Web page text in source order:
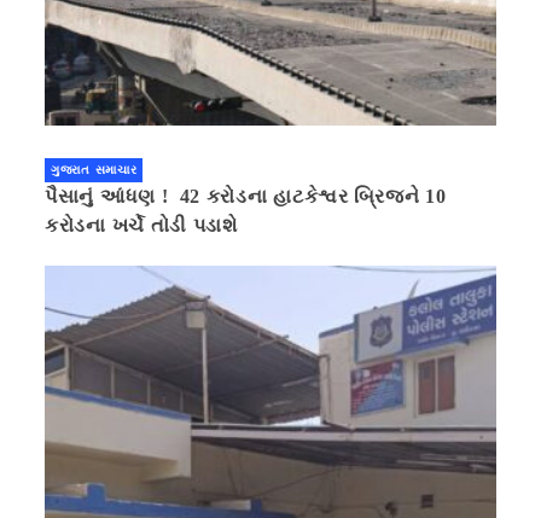
ગુજરાત સમાચાર
પૈસાનું આંધણ ! 42 કરોડના હાટકેશ્વર બ્રિજને 10
કરોડના ખર્ચે તોડી પડાશે